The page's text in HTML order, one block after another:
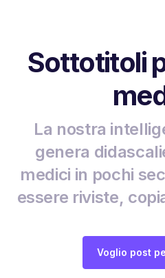
Sottotitoli
La nostra
genera
medici in pochi
essere riviste,
Voglio post